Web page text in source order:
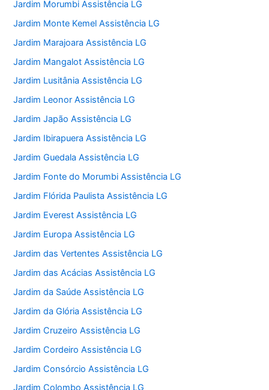
Jardim Morumbi Assistência LG
Jardim Monte Kemel Assistência LG
Jardim Marajoara Assistência LG
Jardim Mangalot Assistência LG
Jardim Lusitânia Assistência LG
Jardim Leonor Assistência LG
Jardim Japão Assistência LG
Jardim Ibirapuera Assistência LG
Jardim Guedala Assistência LG
Jardim Fonte do Morumbi Assistência LG
Jardim Flórida Paulista Assistência LG
Jardim Everest Assistência LG
Jardim Europa Assistência LG
Jardim das Vertentes Assistência LG
Jardim das Acácias Assistência LG
Jardim da Saúde Assistência LG
Jardim da Glória Assistência LG
Jardim Cruzeiro Assistência LG
Jardim Cordeiro Assistência LG
Jardim Consórcio Assistência LG